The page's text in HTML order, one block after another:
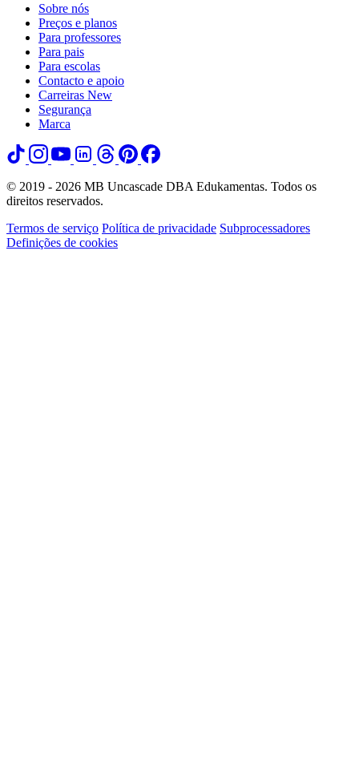
Sobre nós
Preços e planos
Para professores
Para pais
Para escolas
Contacto e apoio
Carreiras New
Segurança
Marca
© 2019 - 2026 MB Uncascade DBA Edukamentas. Todos os
direitos reservados.
Termos de serviço Política de privacidade Subprocessadores
Definições de cookies